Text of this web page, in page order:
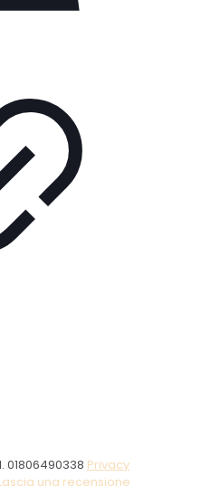
01806490338 Privacy
una recensione